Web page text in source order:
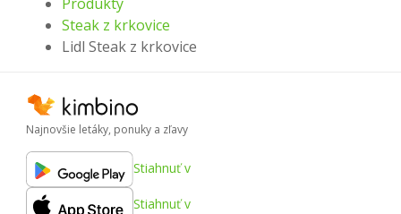
Steak z krkovice
Lidl Steak z krkovice
Najnovšie letáky, ponuky a zľavy
Stiahnuť v
Stiahnuť v